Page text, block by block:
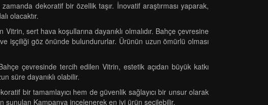
dekoratif bir özellik taşır. İnovatif araştırması yaparak,
olacaktır.
sert hava koşullarına dayanıklı olmalıdır. Bahçe çevresine
işçiliği göz önünde bulundururlar. Ürünün uzun ömürlü olması
çevresinde tercih edilen Vitrin, estetik açıdan büyük katkı
süre dayanıklı olabilir.
bir tamamlayıcı hem de güvenlik sağlayıcı bir unsur olarak
sunulan Kampanya incelenerek en iyi ürün seçilebilir.